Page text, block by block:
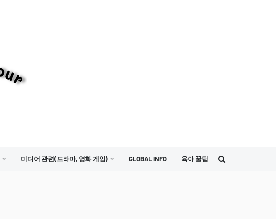
미디어 관련(드라마, 영화 게임) GLOBAL INFO 육아 꿀팁